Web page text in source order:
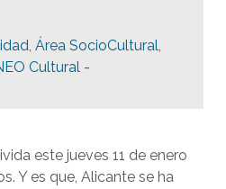
, Área SocioCultural,
Cultural -
este jueves 11 de enero
Y es que, Alicante se ha